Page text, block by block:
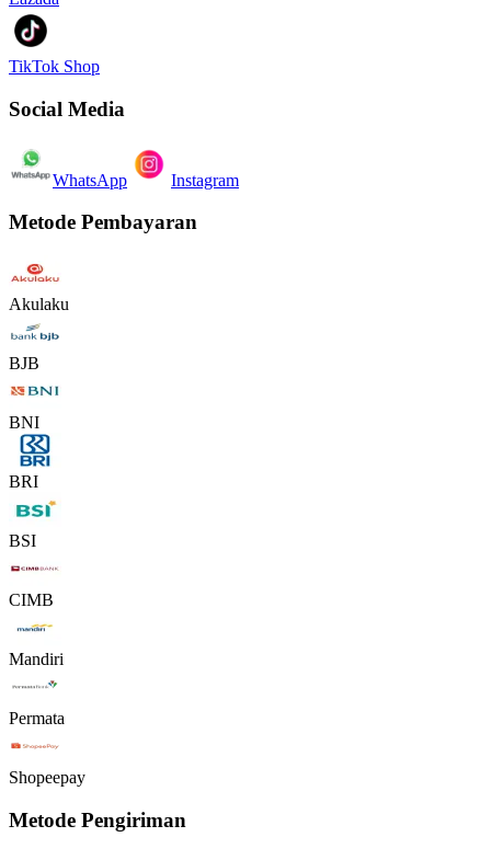
TikTok Shop
Social Media
WhatsApp Instagram
Metode Pembayaran
Akulaku
BJB
BNI
BRI
BSI
CIMB
Mandiri
Permata
Shopeepay
Metode Pengiriman